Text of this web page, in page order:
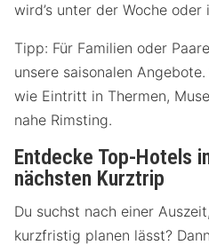
wird’s unter der Woche oder
Tipp: Für Familien oder
unsere saisonalen
wie Eintritt in Thermen,
nahe Rimsting.
Entdecke Top-Hotels
nächsten Kurztrip
Du suchst nach einer
kurzfristig planen lässt?